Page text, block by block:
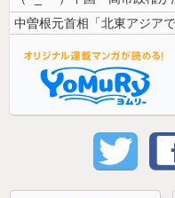
中曽根元首相「北東アジア